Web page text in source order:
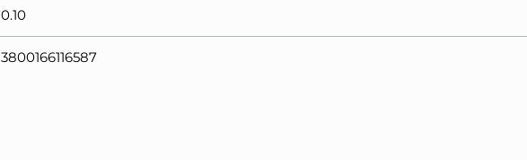
0.10
3800166116587